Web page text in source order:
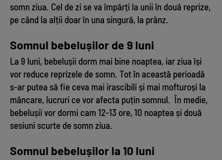
somn ziua. Cel de zi se va împărți la unii în două reprize,
pe când la alții doar în una singură, la prânz.
Somnul bebelușilor de 9 luni
La 9 luni, bebelușii dorm mai bine noaptea, iar ziua își
vor reduce reprizele de somn. Tot în această perioadă
s-ar putea să fie ceva mai irascibili și mai mofturoși la
mâncare, lucruri ce vor afecta puțin somnul. În medie,
bebelușii vor dormi cam 12-13 ore, 10 noaptea și două
sesiuni scurte de somn ziua.
Somnul bebelușilor la 10 luni